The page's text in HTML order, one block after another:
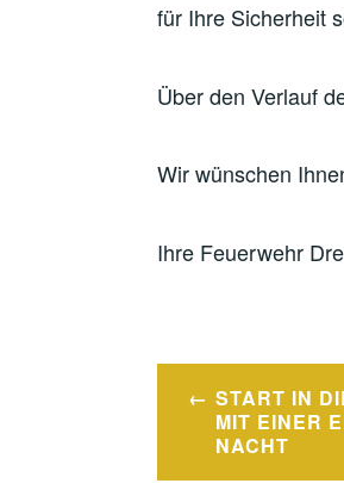
für Ihre Sicherheit
Über den Verlauf
Wir wünschen
Ihre Feuerwehr
START IN
MIT EINER
NACHT